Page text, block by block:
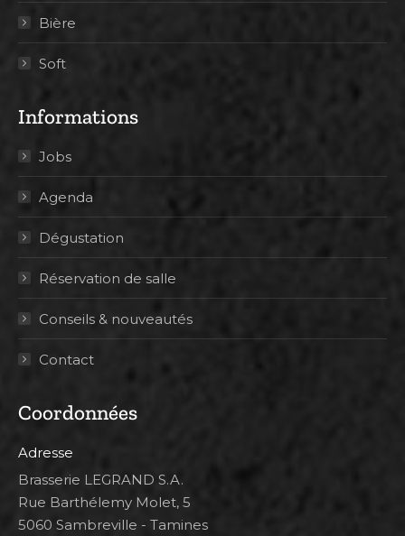
Bière
Soft
Informations
Jobs
Agenda
Dégustation
Réservation de salle
Conseils & nouveautés
Contact
Coordonnées
Adresse
Brasserie LEGRAND S.A.
Rue Barthélemy Molet, 5
5060 Sambreville - Tamines